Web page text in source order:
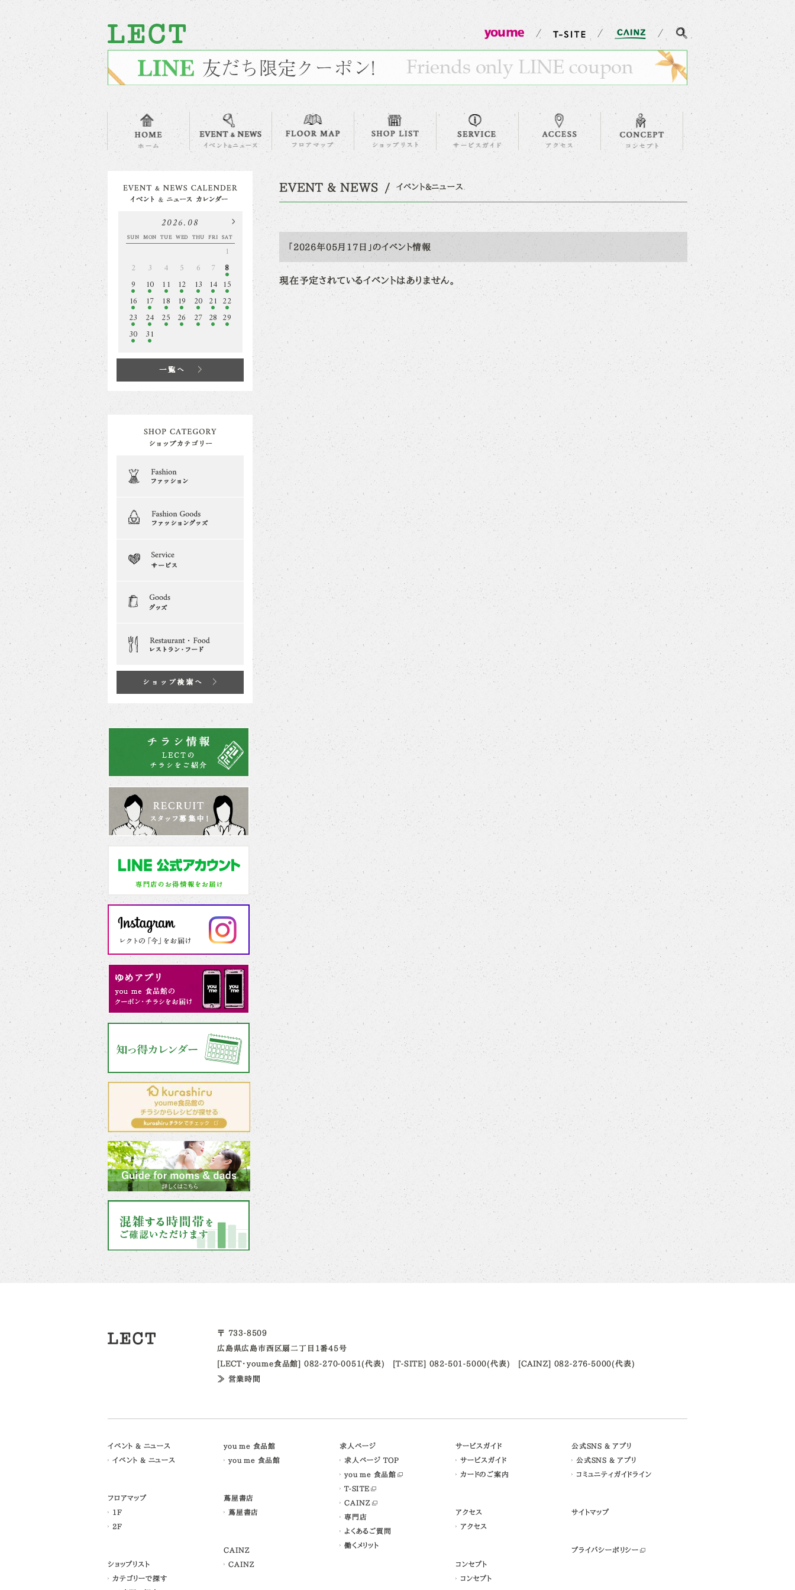
EVENT & NEWS イベント&ニュース
「2026年05月17日」のイベント情報
現在予定されているイベントはありません。
2026.08
SUN MON TUE WED THU FRI SAT
1
2
3 4 5 6 7
8
9
10 11 12 13 14 15
16
17 18 19 20 21 22
23
24 25 26 27 28 29
30 31
〒 733-8509
広島県広島市西区扇二丁目1番45号
[LECT・youme食品館] 082-270-0051(代表)
[T-SITE] 082-501-5000(代表)
[CAINZ] 082-276-5000(代表)
≫ 営業時間
イベント & ニュース
イベント & ニュース
フロアマップ
1F
2F
ショップリスト
カテゴリーで探す
you me 食品館
you me 食品館
蔦屋書店
蔦屋書店
CAINZ
CAINZ
求人ページ
求人ページ TOP
you me 食品館
T-SITE
CAINZ
専門店
よくあるご質問
働くメリット
サービスガイド
サービスガイド
カードのご案内
アクセス
アクセス
コンセプト
コンセプト
公式SNS & アプリ
公式SNS & アプリ
コミュニティガイドライン
サイトマップ
プライバシーポリシー